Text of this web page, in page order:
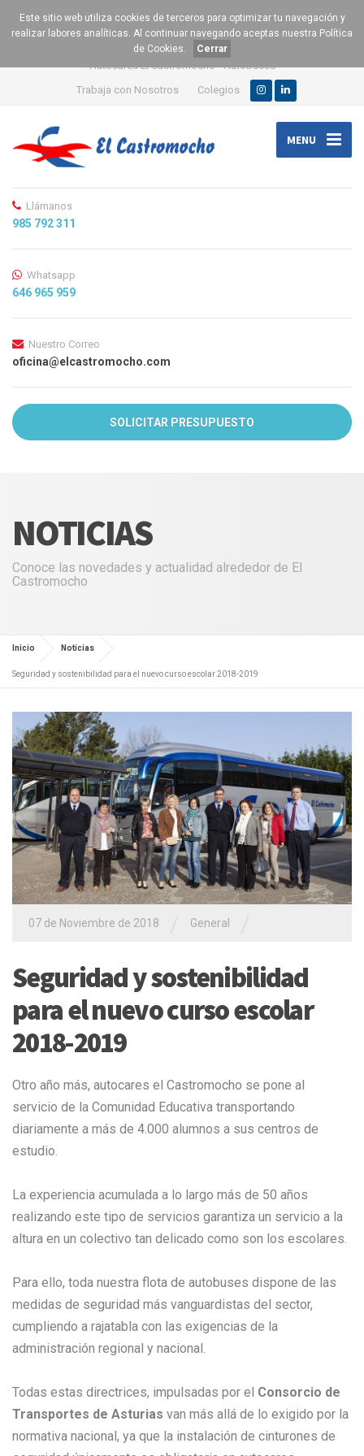
Autocares El Castromocho - Autobuses
Trabaja con Nosotros
Colegios
MENU
Llámanos
985 792 311
Whatsapp
646 965 959
Nuestro Correo
oficina@elcastromocho.com
SOLICITAR PRESUPUESTO
Este sitio web utiliza cookies de terceros para optimizar tu navegación y
realizar labores analíticas. Al continuar navegando aceptas nuestra Política
de Cookies. Cerrar
NOTICIAS
Conoce las novedades y actualidad alrededor de El
Castromocho
Inicio Noticias
Seguridad y sostenibilidad para el nuevo curso escolar 2018-2019
07 de Noviembre de 2018 General
Seguridad y sostenibilidad
para el nuevo curso escolar
2018-2019
Otro año más, autocares el Castromocho se pone al
servicio de la Comunidad Educativa transportando
diariamente a más de 4.000 alumnos a sus centros de
estudio.
La experiencia acumulada a lo largo más de 50 años
realizando este tipo de servicios garantiza un servicio a la
altura en un colectivo tan delicado como son los escolares.
Para ello, toda nuestra flota de autobuses dispone de las
medidas de seguridad más vanguardistas del sector,
cumpliendo a rajatabla con las exigencias de la
administración regional y nacional.
Todas estas directrices, impulsadas por el Consorcio de
Transportes de Asturias van más allá de lo exigido por la
normativa nacional, ya que la instalación de cinturones de